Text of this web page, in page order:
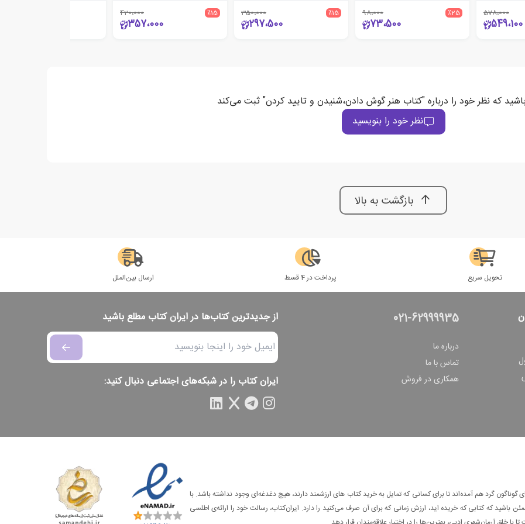
578،000
549،100
٪25 98،000
73،500
٪15 350،000
297،500
٪15 420،000
357،000
که نظر خود را درباره "کتاب هنر گوش دادن،شنیدن و تایید کردن" ثبت می‌کند
نظر خود را بنویسید
بازگشت به بالا
تحویل سریع پرداخت در 4 قسط ارسال بین‌الملل
021-62999935
درباره ما
تماس با ما
همکاری در فروش
از جدیدترین کتاب‌ها در ایران کتاب مطلع باشید
ایران کتاب را در شبکه‌های اجتماعی دنبال کنید:
گرد هم آمده‌اند تا برای کسانی که تمایل به خرید کتاب های ارزشمند دارند، هیچ دغدغه‌ای وجود نداشته باشد. با
که کتابی که خریده اید، ارزش زمانی که برای آن صرف می‌کنید را دارد. ایران‌کتاب، رسالت خود را ارائه‌ی اطلسی